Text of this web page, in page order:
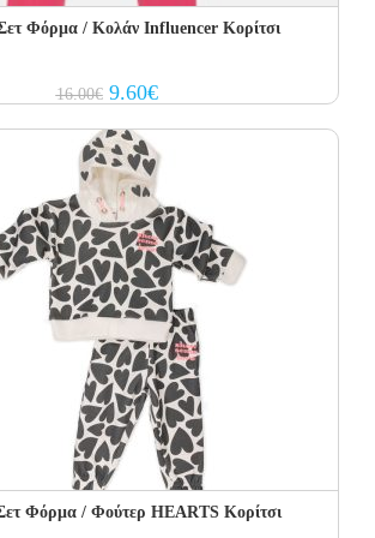
Φόρμα / Κολάν Influencer Κορίτσι
16.00€ Original
price
16.00€.
9.60€Current
price
Φόρμα / Φούτερ HEARTS Κορίτσι